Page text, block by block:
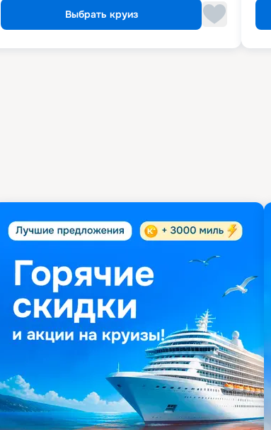
Выбрать круиз